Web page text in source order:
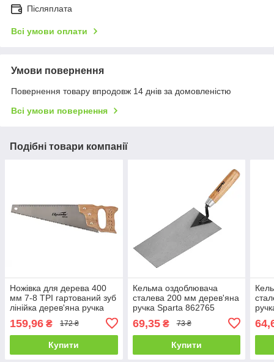
Післяплата
Всі умови оплати
Умови повернення
Повернення товару впродовж 14 днів за домовленістю
Всі умови повернення
Подібні товари компанії
Ножівка для дерева 400
мм 7-8 ТРI гартований зуб
лінійка дерев'яна ручка
159,96 ₴ 172 ₴
Купити
Кельма оздоблювача
сталева 200 мм дерев'яна
ручка Sparta 862765
69,35₴ 73 ₴
Купити